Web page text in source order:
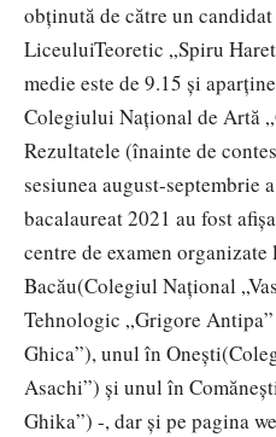
obţinută de către un
LiceuluiTeoretic „Spiru
medie este de 9.15 şi
Colegiului Naţional de Artă
Rezultatele (înainte de
sesiunea august-septembrie
bacalaureat 2021 au fost
centre de examen
Bacău(Colegiul Naţional
Tehnologic „Grigore
Ghica”), unul în
Asachi”) şi unul în
Ghika”) -, dar şi pe pagina